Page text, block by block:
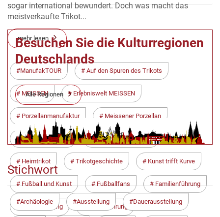
sogar international bewundert. Doch was macht das
meistverkaufte Trikot...
mehr lesen
ManufakTOUR Auf den Spuren des Trikots
MEISSEN Erlebniswelt MEISSEN
Porzellanmanufaktur Meissener Porzellan
Dynamo Dresden SG Dynamo Dresden
Heimtrikot Trikotgeschichte Kunst trifft Kurve
Fußball und Kunst Fußballfans Familienführung
Sonderführung Werksführung
Besuchen Sie die Kulturregionen
Deutschlands
Alle Regionen
Stichwort
Archäologie Ausstellung Dauerausstellung